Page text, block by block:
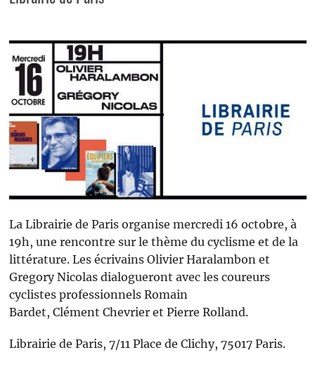
La Librairie de Paris organise mercredi 16 octobre, à
19h, une rencontre sur le thème du cyclisme et de la
littérature. Les écrivains Olivier Haralambon et
Gregory Nicolas dialogueront avec les coureurs
cyclistes professionnels Romain
Bardet, Clément Chevrier et Pierre Rolland.
Librairie de Paris, 7/11 Place de Clichy, 75017 Paris.